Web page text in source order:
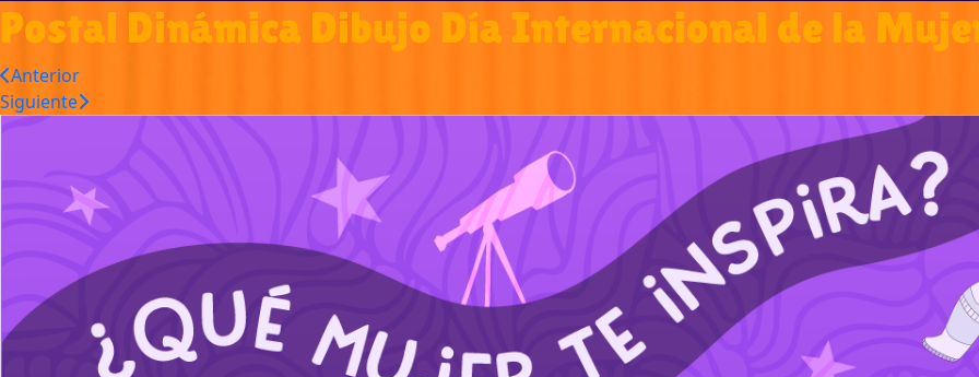
Postal Dinámica Dibujo Día Internacional de la
Anterior
Siguiente